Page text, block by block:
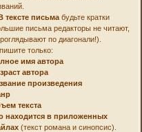
тексте письмабудьте кратки
письма редакторы не читают,
по диагонали!).
только:
имя автора
автора
произведения
текста
находится в приложенных
(текст романа и синопсис).